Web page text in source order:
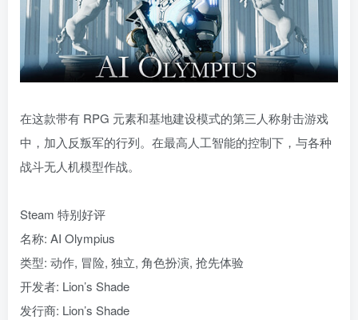
在这款带有 RPG 元素和基地建设模式的第三人称射击游戏
中，加入反叛军的行列。在最高人工智能的控制下，与各种
战斗无人机模型作战。
Steam 特别好评
名称: AI Olympius
类型: 动作, 冒险, 独立, 角色扮演, 抢先体验
开发者: Lion’s Shade
发行商: Lion’s Shade